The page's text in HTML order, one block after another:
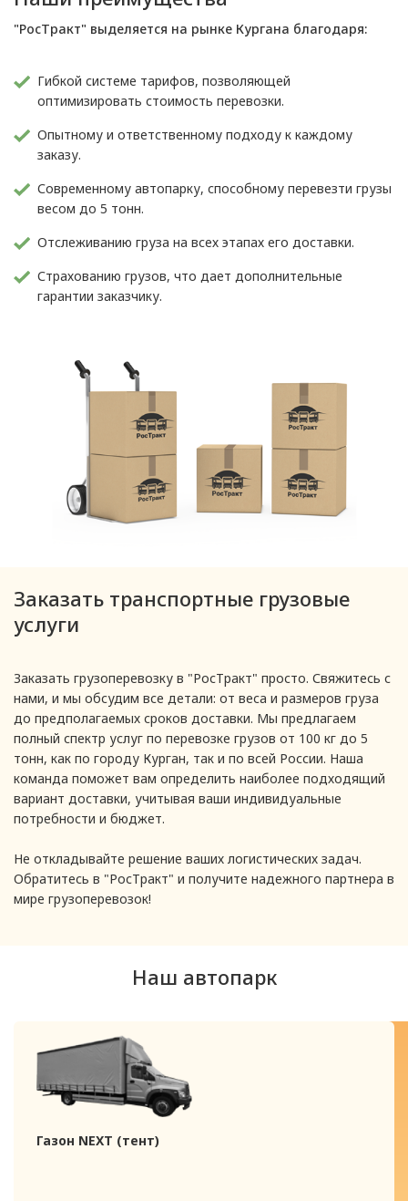
"РосТракт" выделяется на рынке Кургана благодаря:
Гибкой системе тарифов, позволяющей
оптимизировать стоимость перевозки.
Опытному и ответственному подходу к каждому
заказу.
Современному автопарку, способному перевезти грузы
весом до 5 тонн.
Отслеживанию груза на всех этапах его доставки.
Страхованию грузов, что дает дополнительные
гарантии заказчику.
Заказать транспортные грузовые
услуги
Заказать грузоперевозку в "РосТракт" просто. Свяжитесь с
нами, и мы обсудим все детали: от веса и размеров груза
до предполагаемых сроков доставки. Мы предлагаем
полный спектр услуг по перевозке грузов от 100 кг до 5
тонн, как по городу Курган, так и по всей России. Наша
команда поможет вам определить наиболее подходящий
вариант доставки, учитывая ваши индивидуальные
потребности и бюджет.
Не откладывайте решение ваших логистических задач.
Обратитесь в "РосТракт" и получите надежного партнера в
мире грузоперевозок!
Наш автопарк
Газон NEXT (тент)